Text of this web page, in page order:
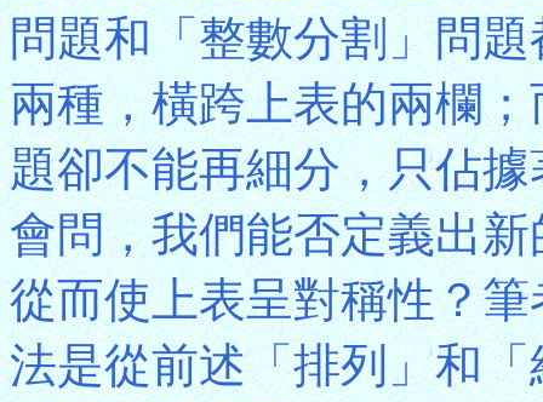
問題和「整數分割」問
兩種，橫跨上表的兩欄
題卻不能再細分，只佔
會問，我們能否定義出
從而使上表呈對稱性？
法是從前述「排列」和